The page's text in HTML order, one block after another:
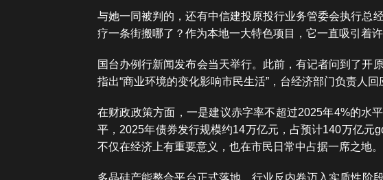
与她一同被判的，还有中信建投原投行业务管委会执行总
疗一条街搬哪了？作为本地一大特色项目，它一直吸引着许
国台办例行新闻发布会当天举行。此前，有记者问到了开
指出“商业环境的变化影响市民生活”，台经济部门负责人回
在财政政策方面，一是建议赤字率不超过2025年4%的水
平，2025年债券发行规模约14万亿元，占预计140万亿
不仅在经济上有重要意义，也在市民日常中占据一席之地。
多晶硅产能整合平台正式落地，行业反内卷迈入实质性阶